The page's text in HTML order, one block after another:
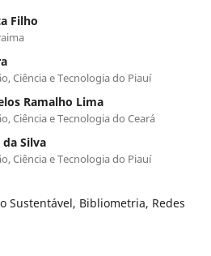
Filho
Ciência e Tecnologia do Piauí
Ramalho Lima
Ciência e Tecnologia do Ceará
Silva
Ciência e Tecnologia do Piauí
Sustentável, Bibliometria, Redes